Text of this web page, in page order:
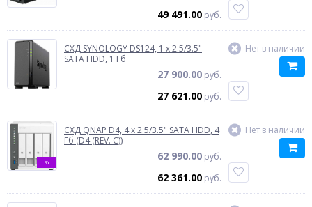
49 491.00 руб.
СХД SYNOLOGY DS124, 1 x 2.5/3.5"
SATA HDD, 1 Гб
27 900.00 руб.
27 621.00 руб.
Нет в наличии
%
СХД QNAP D4, 4 x 2.5/3.5" SATA HDD, 4
Гб (D4 (REV. C))
62 990.00 руб.
62 361.00 руб.
Нет в наличии